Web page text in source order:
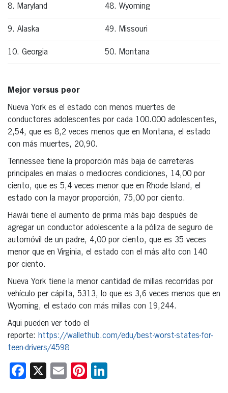
8. Maryland 48. Wyoming
9. Alaska 49. Missouri
10. Georgia 50. Montana
Mejor versus peor
Nueva York es el estado con menos muertes de
conductores adolescentes por cada 100.000 adolescentes,
2,54, que es 8,2 veces menos que en Montana, el estado
con más muertes, 20,90.
Tennessee tiene la proporción más baja de carreteras
principales en malas o mediocres condiciones, 14,00 por
ciento, que es 5,4 veces menor que en Rhode Island, el
estado con la mayor proporción, 75,00 por ciento.
Hawái tiene el aumento de prima más bajo después de
agregar un conductor adolescente a la póliza de seguro de
automóvil de un padre, 4,00 por ciento, que es 35 veces
menor que en Virginia, el estado con el más alto con 140
por ciento.
Nueva York tiene la menor cantidad de millas recorridas por
vehículo per cápita, 5313, lo que es 3,6 veces menos que en
Wyoming, el estado con más millas con 19,244.
Aqui pueden ver todo el
reporte: https://wallethub.com/edu/best-worst-states-for-
teen-drivers/4598
Facebook
X EmailPinterest